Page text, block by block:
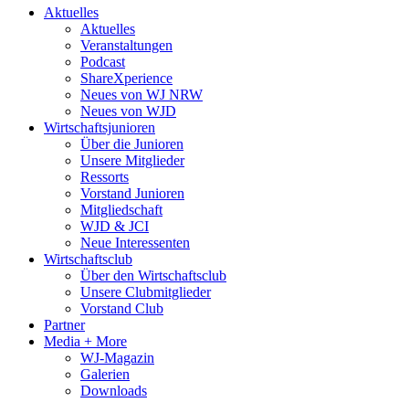
Aktuelles
Aktuelles
Veranstaltungen
Podcast
ShareXperience
Neues von WJ NRW
Neues von WJD
Wirtschaftsjunioren
Über die Junioren
Unsere Mitglieder
Ressorts
Vorstand Junioren
Mitgliedschaft
WJD & JCI
Neue Interessenten
Wirtschaftsclub
Über den Wirtschaftsclub
Unsere Clubmitglieder
Vorstand Club
Partner
Media + More
WJ-Magazin
Galerien
Downloads